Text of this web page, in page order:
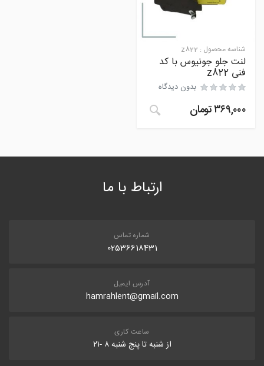
شناسه محصول : z822
لنت جلو جونیوس با کد
فنی z822
بدون دیدگاه
۳۶۹,۰۰۰تومان
ارتباط با ما
شماره تماس
02536618431
آدرس ایمیل
hamrahlent@gmail.com
ساعت کاری
از شنبه تا پنج شنبه ۸ -۲۱